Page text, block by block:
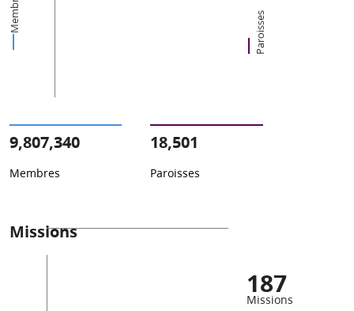
Membres Paroisses
9,807,340
Membres
18,501
Paroisses
Missions
187
Missions